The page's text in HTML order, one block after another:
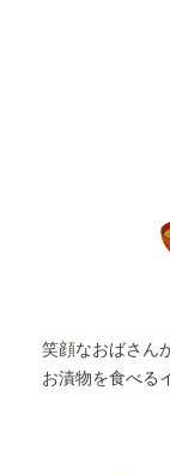
笑顔なおばさん
お漬物を食べる